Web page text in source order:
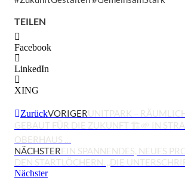
TEILEN
Facebook
LinkedIn
XING
ZurückVORIGERUNITPARK –
GEBAUT FÜR DIE ZUKUNFT 🏗️🌱 IN
OBERHAUS …
NÄCHSTEREIN SPANNENDES, NEUES
DEN STARTLÖCHERN. „DIE
Nächster